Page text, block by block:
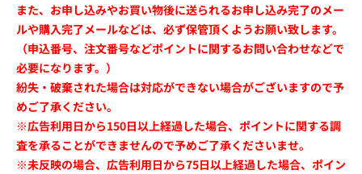
また、お申し込みやお買い物後に送られるお申し込み完了のメー
ルや購入完了メールなどは、必ず保管頂くようお願い致します。
（申込番号、注文番号などポイントに関するお問い合わせなどで
必要になります。）
紛失・破棄された場合は対応ができない場合がございますので予
めご了承ください。
※広告利用日から150日以上経過した場合、ポイントに関する調
査を承ることができませんので予めご了承くださいませ。
※未反映の場合、広告利用日から75日以上経過した場合、ポイン